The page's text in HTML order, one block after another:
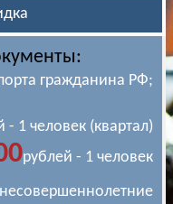
гражданина РФ;
- 1 человек (квартал)
рублей - 1 человек